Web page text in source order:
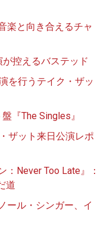
楽と向き合えるチャ
控えるバステッド
を行うテイク・ザッ
『The Singles』
ザット来日公演レポ
Never Too Late』：
道
ール・シンガー、イ